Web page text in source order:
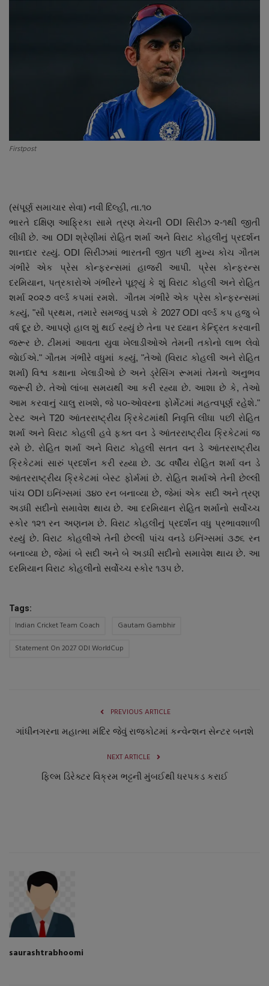
Support US
બજારના સમાચાર
નાણાંકીય સમાચાર
સ્થાનિક સમાચાર
સ્પોર્ટ્સ
રાશિફળ
ગુનાખોરી
બોલિવૂડ
સ્વાસ્થ્ય
Firstpost
(સંપૂર્ણ સમાચાર સેવા) નવી દિલ્હી, તા.૧૦
ભારતે દક્ષિણ આફ્રિકા સામે ત્રણ મેચની ODI સિરીઝ ૨-૧થી જીતી
લીધી છે. આ ODI શ્રેણીમાં રોહિત શર્મા અને વિરાટ કોહલીનું પ્રદર્શન
શાનદાર રહ્યું. ODI સિરીઝમાં ભારતની જીત પછી મુખ્ય કોચ ગૌતમ
ગંભીરે એક પ્રેસ કોન્ફરન્સમાં હાજરી આપી. પ્રેસ કોન્ફરન્સ
દરમિયાન, પત્રકારોએ ગંભીરને પૂછ્યું કે શું વિરાટ કોહલી અને રોહિત
શર્મા ૨૦૨૭ વર્લ્ડ કપમાં રમશે. ગૌતમ ગંભીરે એક પ્રેસ કોન્ફરન્સમાં
કહ્યું, "સૌ પ્રથમ, તમારે સમજવું પડશે કે 2027 ODI વર્લ્ડ કપ હજુ બે
વર્ષ દૂર છે. આપણે હાલ શું થઈ રહ્યું છે તેના પર ધ્યાન કેન્દ્રિત કરવાની
જરૂર છે. ટીમમાં આવતા યુવા ખેલાડીઓએ તેમની તકોનો લાભ લેવો
જાેઈએ." ગૌતમ ગંભીરે વધુમાં કહ્યું, "તેઓ (વિરાટ કોહલી અને રોહિત
શર્મા) વિશ્વ કક્ષાના ખેલાડીઓ છે અને ડ્રેસિંગ રૂમમાં તેમનો અનુભવ
જરૂરી છે. તેઓ લાંબા સમયથી આ કરી રહ્યા છે. આશા છે કે, તેઓ
આમ કરવાનું ચાલુ રાખશે, જે ૫૦-ઓવરના ફોર્મેટમાં મહત્વપૂર્ણ રહેશે."
ટેસ્ટ અને T20 આંતરરાષ્ટ્રીય ક્રિકેટમાંથી નિવૃત્તિ લીધા પછી રોહિત
શર્મા અને વિરાટ કોહલી હવે ફક્ત વન ડે આંતરરાષ્ટ્રીય ક્રિકેટમાં જ
રમે છે. રોહિત શર્મા અને વિરાટ કોહલી સતત વન ડે આંતરરાષ્ટ્રીય
ક્રિકેટમાં સારું પ્રદર્શન કરી રહ્યા છે. ૩૮ વર્ષીય રોહિત શર્મા વન ડે
આંતરરાષ્ટ્રીય ક્રિકેટમાં બેસ્ટ ફોર્મમાં છે. રોહિત શર્માએ તેની છેલ્લી
પાંચ ODI ઇનિંગ્સમાં ૩૪૦ રન બનાવ્યા છે, જેમાં એક સદી અને ત્રણ
અડધી સદીનો સમાવેશ થાય છે. આ દરમિયાન રોહિત શર્માનો સર્વોચ્ચ
સ્કોર ૧૨૧ રન અણનમ છે. વિરાટ કોહલીનું પ્રદર્શન વધુ પ્રભાવશાળી
રહ્યું છે. વિરાટ કોહલીએ તેની છેલ્લી પાંચ વનડે ઇનિંગ્સમાં ૩૭૬ રન
બનાવ્યા છે, જેમાં બે સદી અને બે અડધી સદીનો સમાવેશ થાય છે. આ
દરમિયાન વિરાટ કોહલીનો સર્વોચ્ચ સ્કોર ૧૩૫ છે.
Tags:
Indian Cricket Team Coach
Gautam Gambhir
Statement On 2027 ODI WorldCup
PREVIOUS ARTICLE
ગાંધીનગરના મહાત્મા મંદિર જેવું રાજકોટમાં કન્વેન્શન સેન્ટર બનશે
NEXT ARTICLE
ફિલ્મ ડિરેક્ટર વિક્રમ ભટ્ટની મુંબઈથી ધરપકડ કરાઈ
saurashtrabhoomi